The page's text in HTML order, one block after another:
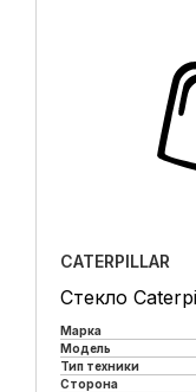
CATERPILLAR
Стекло
Марка
Модель
Тип техники
Сторона